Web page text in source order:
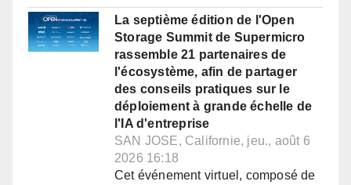
La septième édition de l'Open
Storage Summit de Supermicro
rassemble 21 partenaires de
l'écosystème, afin de partager
des conseils pratiques sur le
déploiement à grande échelle de
l'IA d'entreprise
SAN JOSE, Californie, jeu., août 6
2026 16:18
Cet événement virtuel, composé de